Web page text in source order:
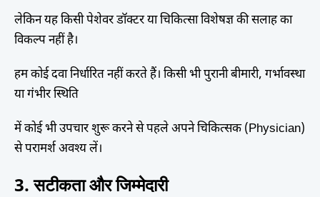
लेकिन यह किसी पेशेवर डॉक्टर या चिकित्सा विशेषज्ञ की सलाह का
विकल्प नहीं है।
हम कोई दवा निर्धारित नहीं करते हैं। किसी भी पुरानी बीमारी, गर्भावस्था
या गंभीर स्थिति
में कोई भी उपचार शुरू करने से पहले अपने चिकित्सक (Physician)
से परामर्श अवश्य लें।
3. सटीकता और जिम्मेदारी